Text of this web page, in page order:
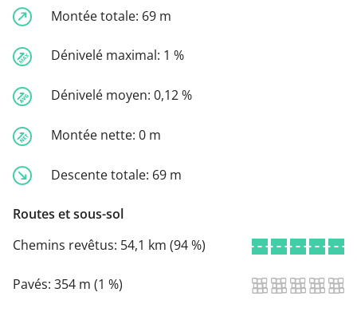
Montée totale: 69 m
Dénivelé maximal: 1 %
Dénivelé moyen: 0,12 %
Montée nette: 0 m
Descente totale: 69 m
Routes et sous-sol
Chemins revêtus: 54,1 km (94 %)
Pavés: 354 m (1 %)